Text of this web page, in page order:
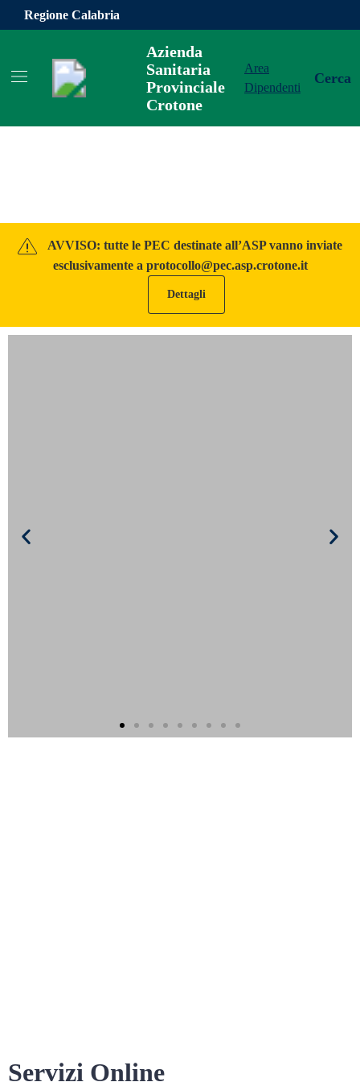
Vai ai contenuti
Vai al footer
Regione Calabria
Azienda
Sanitaria
Provinciale
Crotone
Area
Dipendenti
Cerca
Azienda Sanitaria Provinciale
Contenuti in evidenza
AVVISO: tutte le PEC destinate all’ASP vanno inviate
esclusivamente a protocollo@pec.asp.crotone.it
Dettagli
Servizi Online